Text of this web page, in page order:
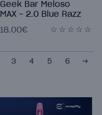
Geek Bar Meloso
MAX - 2.0 Blue Razz
18.00€
3 4 5 6 →